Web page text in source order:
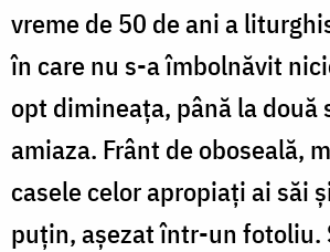
vreme de 50 de ani a
în care nu s-a îmbolnăvit
opt dimineața, până la două
amiaza. Frânt de oboseală,
casele celor apropiați ai săi
puțin, așezat într-un fotoliu.